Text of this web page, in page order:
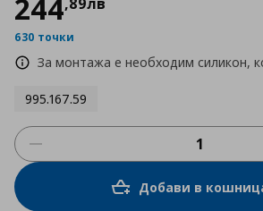
244
630 точки
За монтажа е необходим силикон,
995.167.59
Добави в